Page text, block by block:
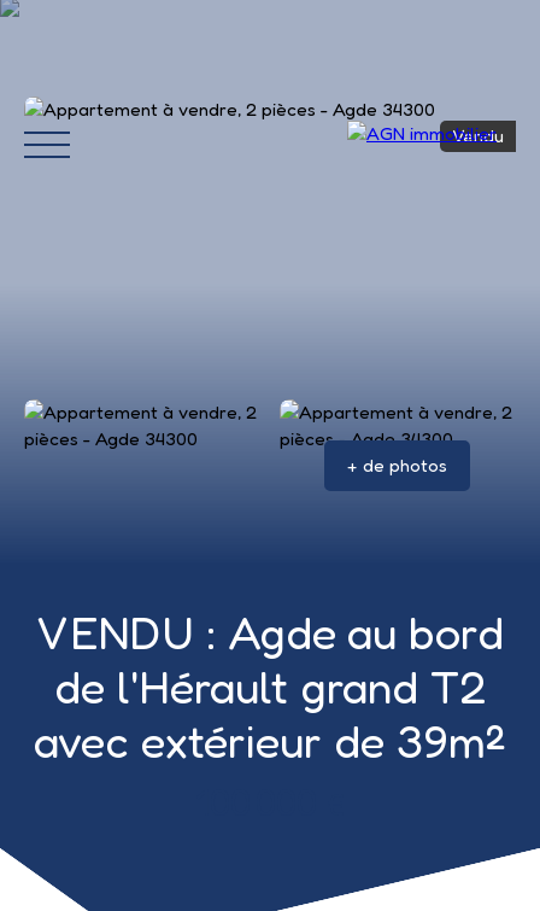
Accueil Acheter Louer Vendre
Vendu
+ de photos
VENDU : Agde au bord
de l'Hérault grand T2
avec extérieur de 39m²